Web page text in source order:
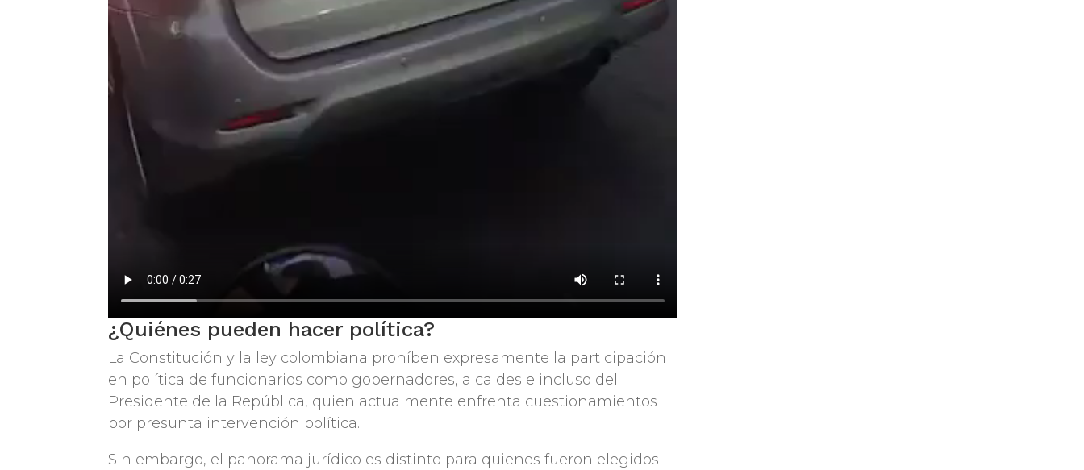
¿Quiénes pueden hacer política?
La Constitución y la ley colombiana prohíben expresamente la participación
en política de funcionarios como gobernadores, alcaldes e incluso del
Presidente de la República, quien actualmente enfrenta cuestionamientos
por presunta intervención política.
Sin embargo, el panorama jurídico es distinto para quienes fueron elegidos